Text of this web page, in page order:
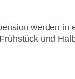
werden in
und